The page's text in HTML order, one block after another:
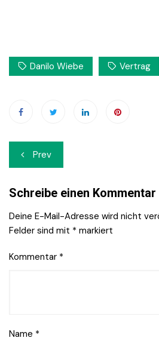
Danilo Wiebe Vertrag
Beitrags-
Navigation
Prev
Schreibe einen Kommentar
Deine E-Mail-Adresse wird nicht
Felder sind mit * markiert
Kommentar *
Name *